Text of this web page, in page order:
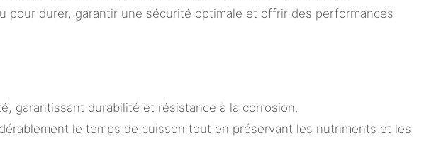
durer, garantir une sécurité optimale et offrir des performances
garantissant durabilité et résistance à la corrosion.
le temps de cuisson tout en préservant les nutriments et les